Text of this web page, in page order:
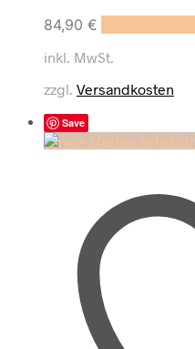
84,90 €
inkl. MwSt.
zzgl. Versandkosten
Save